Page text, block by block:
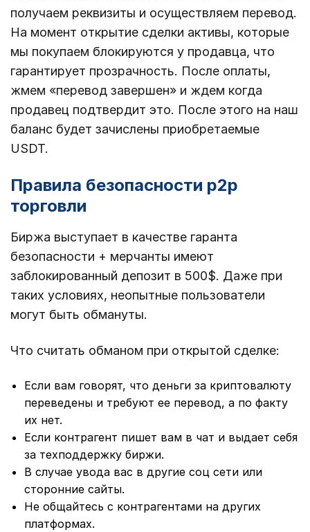
получаем реквизиты и осуществляем перевод.
На момент открытие сделки активы, которые
мы покупаем блокируются у продавца, что
гарантирует прозрачность. После оплаты,
жмем «перевод завершен» и ждем когда
продавец подтвердит это. После этого на наш
баланс будет зачислены приобретаемые
USDT.
Правила безопасности p2p
торговли
Биржа выступает в качестве гаранта
безопасности + мерчанты имеют
заблокированный депозит в 500$. Даже при
таких условиях, неопытные пользователи
могут быть обмануты.
Что считать обманом при открытой сделке:
Если вам говорят, что деньги за криптовалюту
переведены и требуют ее перевод, а по факту
их нет.
Если контрагент пишет вам в чат и выдает себя
за техподдержку биржи.
В случае увода вас в другие соц сети или
сторонние сайты.
Не общайтесь с контрагентами на других
платформах.